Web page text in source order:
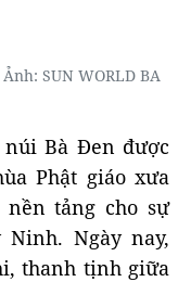
SUN WORLD BA
Bà Đen được
Phật giáo xưa
tảng cho sự
Ngày nay,
thanh tịnh giữa